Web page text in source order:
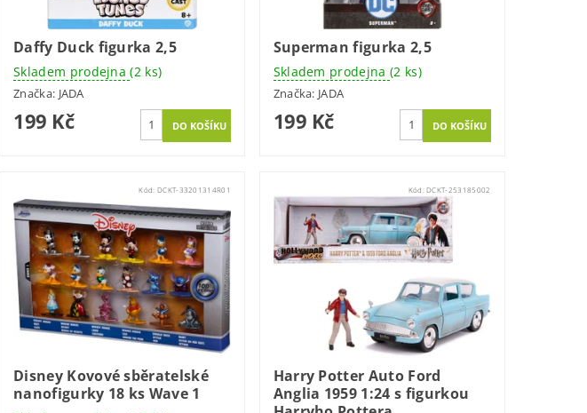
Daffy Duck figurka 2,5
Skladem prodejna(2 ks)
Značka: JADA
199 Kč
Superman figurka 2,5
Skladem prodejna (2 ks)
Značka: JADA
199 Kč
Kód: DCKT-33201314R01
Disney Kovové sběratelské
nanofigurky 18 ks Wave 1
Kód:DCKT-253185002
Harry Potter Auto Ford
Anglia 1959 1:24 s figurkou